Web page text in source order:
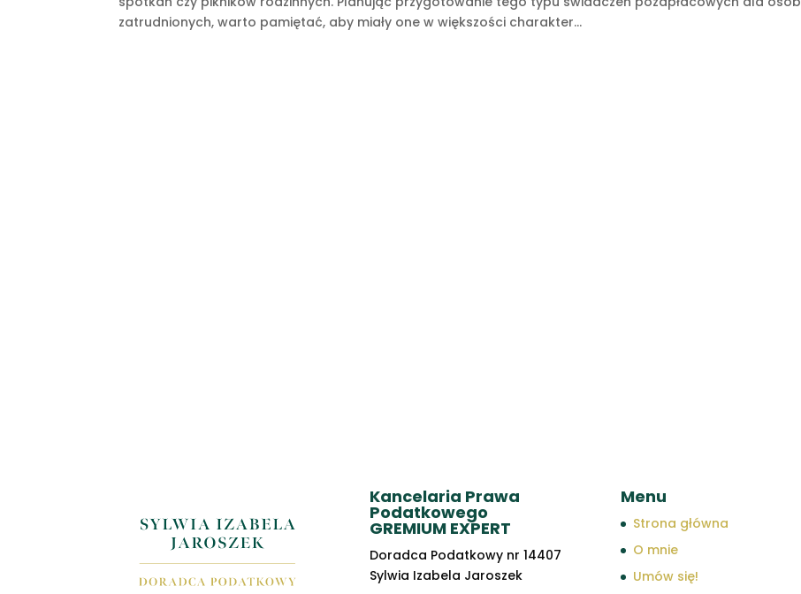
zatrudnionych, warto pamiętać, aby miały one w większości charakter...
Kancelaria Prawa
Podatkowego
GREMIUM EXPERT
Doradca Podatkowy nr 14407
Sylwia Izabela Jaroszek
Menu
Strona główna
O mnie
Umów się!